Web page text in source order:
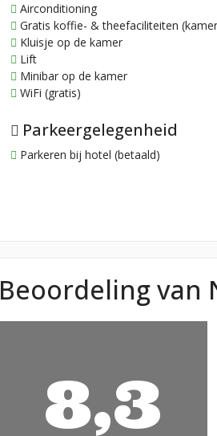
Airconditioning
Gratis koffie- & theefaciliteiten
Kluisje op de kamer
Lift
Minibar op de kamer
WiFi (gratis)
Parkeergelegenheid
Parkeren bij hotel (betaald)
Beoordeling van
8,3